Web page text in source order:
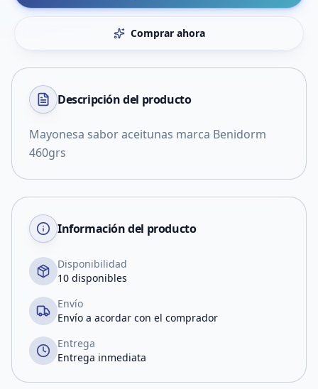
Comprar ahora
Descripción del producto
Mayonesa sabor aceitunas marca Benidorm
460grs
Información del producto
Disponibilidad
10 disponibles
Envío
Envío a acordar con el comprador
Entrega
Entrega inmediata